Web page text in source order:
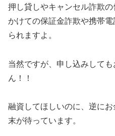
押し貸しやキャンセル詐欺
かけての保証金詐欺や携帯
られますよ。
当然ですが、申し込みして
ん！！
融資してほしいのに、逆に
末が待っています。